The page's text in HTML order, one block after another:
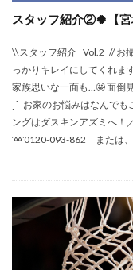
スタッフ紹介②🍀【宮
\\スタッフ紹介 ｰVol.2ｰ// お
っかりキレイにしてくれま
家族思いな一面も…🤩 面倒
ˎˊ˗ お家のお悩みはなんで
ングはダスキンアズミへ！
➿0120-093-862 または